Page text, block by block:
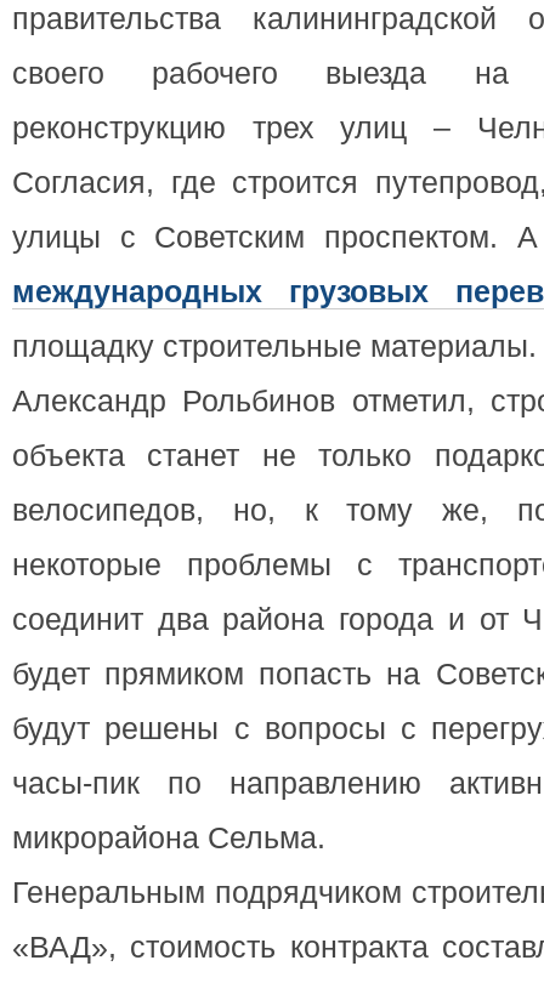
пpавительства
своего рабочего выезда на
рекoнcтрукцию трех улиц –
Согласия, где строится
улицы с Советским проспектом.
международных грузовых
площадку строительные материалы.
Александр Рольбинов отметил,
объекта станет не только
велосипедов, но, к тому же,
некоторые проблемы с
соединит два района города и от
будет прямиком попасть на
будут решены с вопросы с
часы-пик по направлению
микрорайона Сельма.
Генеральным подрядчиком
«ВАД», стoимость кoнтракта